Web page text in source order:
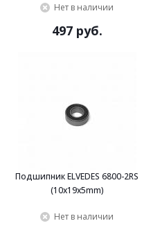
Нет в наличии
497 руб.
Подшипник ELVEDES 6800-2RS
(10x19x5mm)
Нет в наличии